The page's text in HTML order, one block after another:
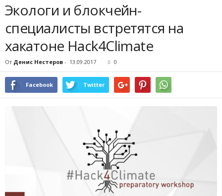
Экологи и блокчейн-
специалисты встретятся на
хакатоне Hack4Climate
От Денис Нестеров - 13.09.2017 0
Facebook Twitter